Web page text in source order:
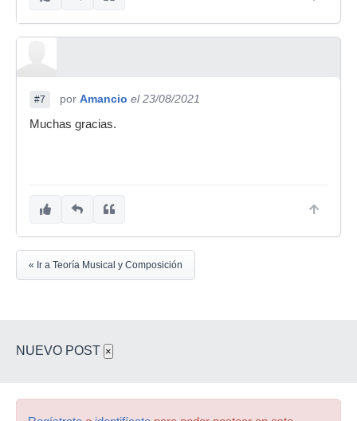
#7 por Amancio el 23/08/2021
Muchas gracias.
« Ir a Teoría Musical y Composición
NUEVO POST ×